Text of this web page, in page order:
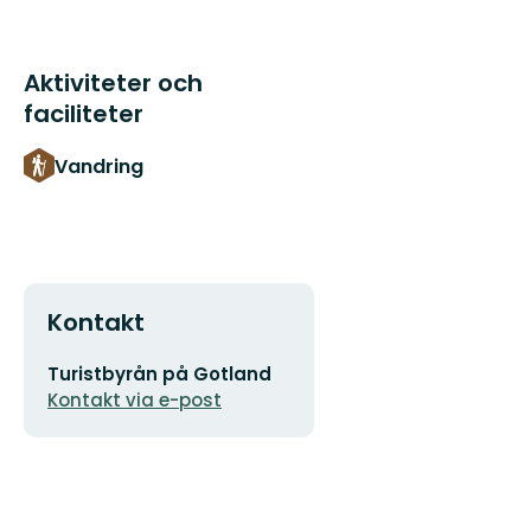
Aktiviteter och
faciliteter
Vandring
Kontakt
E-
postadress
Turistbyrån på Gotland
Kontakt via e-post